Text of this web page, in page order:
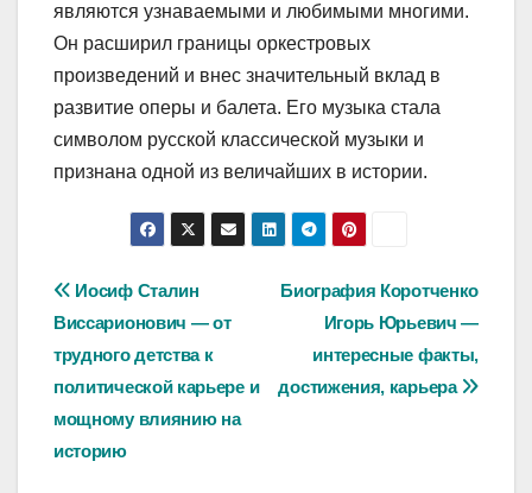
являются узнаваемыми и любимыми многими.
Он расширил границы оркестровых
произведений и внес значительный вклад в
развитие оперы и балета. Его музыка стала
символом русской классической музыки и
признана одной из величайших в истории.
Навигация
по
записям
Биография Коротченко
Игорь Юрьевич —
интересные факты,
достижения, карьера
Иосиф Сталин
Виссарионович — от
трудного детства к
политической карьере и
мощному влиянию на
историю